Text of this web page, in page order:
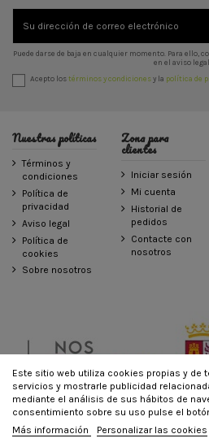
Puede darse de baja en cualquier momento. Para
en el aviso legal.
Acepto lostérminos y condicionesy la política de
Nuestras políticas
Términos y
condiciones
Política de
privacidad
Aviso legal
Política de
cookies
Sobre nosotros
Zona para
clientes
Iniciar sesión
Mi cuenta
Historial de
pedidos
Contacte con
nosotros
Este sitio web utiliza cookies propias y de
servicios y mostrarle publicidad
mediante el análisis de sus hábitos de
consentimiento sobre su uso pulse el
Más información
Personalizar las cookies
© LA TIENDA DE ELENA - Todos los
bytefactory